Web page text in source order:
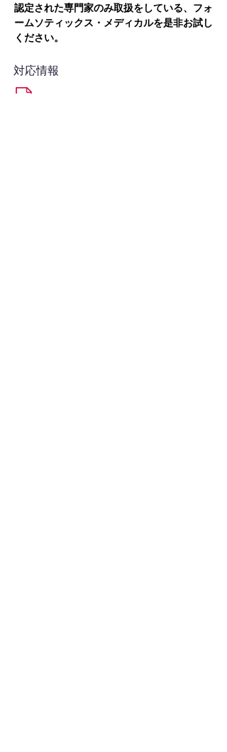
認定された専門家のみ取扱をしている、フォ
ームソティックス・メディカルを是非お試し
ください。
対応情報